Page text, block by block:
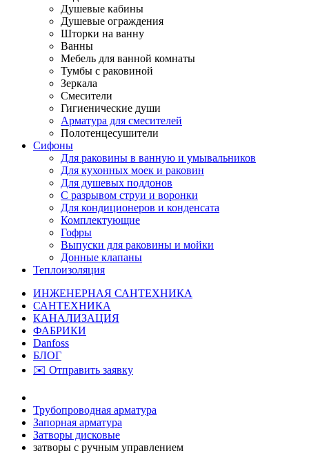
Душевые кабины
Душевые ограждения
Шторки на ванну
Ванны
Мебель для ванной комнаты
Тумбы с раковиной
Зеркала
Смесители
Гигиенические души
Арматура для смесителей
Полотенцесушители
Сифоны
Для раковины в ванную и умывальников
Для кухонных моек и раковин
Для душевых поддонов
С разрывом струи и воронки
Для кондиционеров и конденсата
Комплектующие
Гофры
Выпуски для раковины и мойки
Донные клапаны
Теплоизоляция
ИНЖЕНЕРНАЯ САНТЕХНИКА
САНТЕХНИКА
КАНАЛИЗАЦИЯ
ФАБРИКИ
Danfoss
БЛОГ
✉️ Отправить заявку
Трубопроводная арматура
Запорная арматура
Затворы дисковые
затворы с ручным управлением